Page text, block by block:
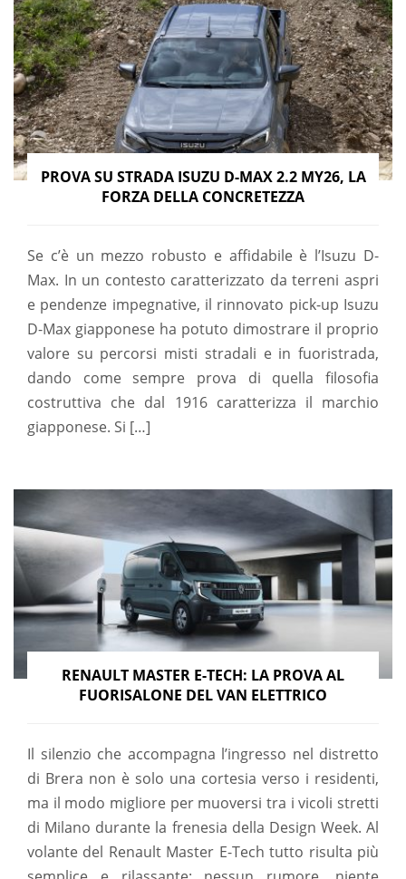
PROVA SU STRADA ISUZU D-MAX 2.2 MY26, LA
FORZA DELLA CONCRETEZZA
Se c’è un mezzo robusto e affidabile è l’Isuzu D-
Max. In un contesto caratterizzato da terreni aspri
e pendenze impegnative, il rinnovato pick-up Isuzu
D-Max giapponese ha potuto dimostrare il proprio
valore su percorsi misti stradali e in fuoristrada,
dando come sempre prova di quella filosofia
costruttiva che dal 1916 caratterizza il marchio
giapponese. Si […]
RENAULT MASTER E-TECH: LA PROVA AL
FUORISALONE DEL VAN ELETTRICO
Il silenzio che accompagna l’ingresso nel distretto
di Brera non è solo una cortesia verso i residenti,
ma il modo migliore per muoversi tra i vicoli stretti
di Milano durante la frenesia della Design Week. Al
volante del Renault Master E-Tech tutto risulta più